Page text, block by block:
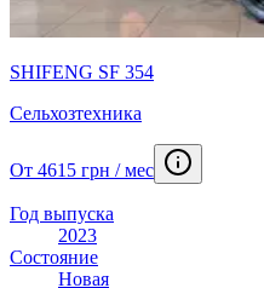
SHIFENG SF 354
Сельхозтехника
От 4615 грн / мес
Год выпуска
2023
Состояние
Новая